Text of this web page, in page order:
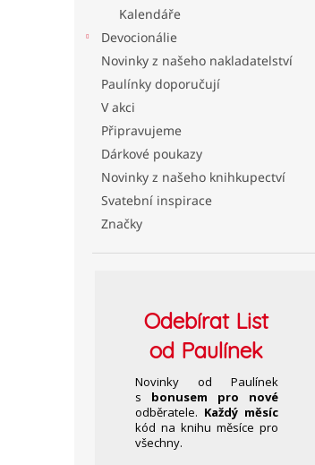
Kalendáře
Devocionálie
Novinky z našeho nakladatelství
Paulínky doporučují
V akci
Připravujeme
Dárkové poukazy
Novinky z našeho knihkupectví
Svatební inspirace
Značky
OdebíratList
od Paulínek
Novinky od Paulínek
s bonusem pro nové
odběratele. Každý měsíc
kód na knihu měsíce pro
všechny.